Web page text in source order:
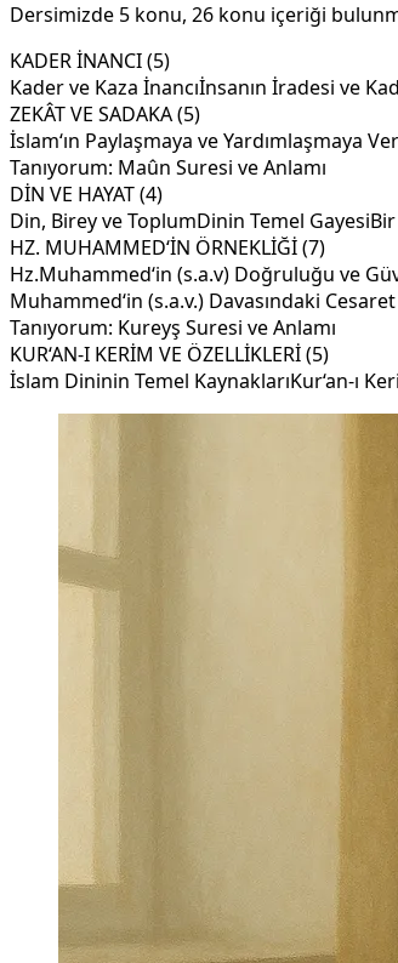
Dersimizde 5 konu, 26 konu içeriği
KADER İNANCI (5)
Kader ve Kaza İnancıİnsanın İradesi ve
ZEKÂT VE SADAKA (5)
İslam‘ın Paylaşmaya ve Yardımlaşmaya
Tanıyorum: Maûn Suresi ve Anlamı
DİN VE HAYAT (4)
Din, Birey ve ToplumDinin Temel Gayesi
HZ. MUHAMMED‘İN ÖRNEKLİĞİ (7)
Hz.Muhammed‘in (s.a.v) Doğruluğu ve
Muhammed‘in (s.a.v.) Davasındaki Cesaret
Tanıyorum: Kureyş Suresi ve Anlamı
KUR‘AN-I KERİM VE ÖZELLİKLERİ (5)
İslam Dininin Temel KaynaklarıKur‘an-ı